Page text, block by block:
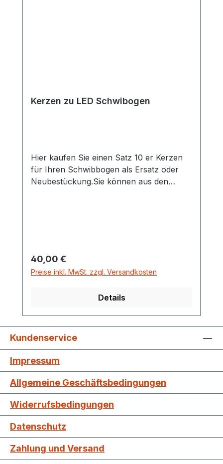
Kerzen zu LED Schwibogen
Hier kaufen Sie einen Satz 10 er Kerzen
für Ihren Schwibbogen als Ersatz oder
Neubestückung.Sie können aus den
Regulärer Preis:
40,00 €
Preise inkl. MwSt. zzgl. Versandkosten
Details
Kundenservice
Impressum
Allgemeine Geschäftsbedingungen
Widerrufsbedingungen
Datenschutz
Zahlung und Versand